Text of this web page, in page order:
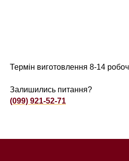
Термін виготовлення 8-14
Залишились питання?
(099) 921-52-71